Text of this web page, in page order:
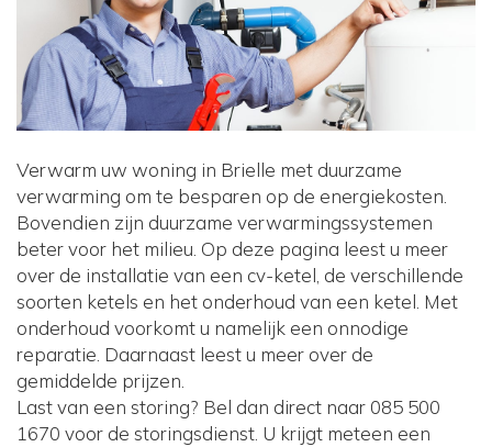
Verwarm uw woning in Brielle met duurzame
verwarming om te besparen op de energiekosten.
Bovendien zijn duurzame verwarmingssystemen
beter voor het milieu. Op deze pagina leest u meer
over de installatie van een cv-ketel, de verschillende
soorten ketels en het onderhoud van een ketel. Met
onderhoud voorkomt u namelijk een onnodige
reparatie. Daarnaast leest u meer over de
gemiddelde prijzen.
Last van een storing? Bel dan direct naar 085 500
1670 voor de storingsdienst. U krijgt meteen een